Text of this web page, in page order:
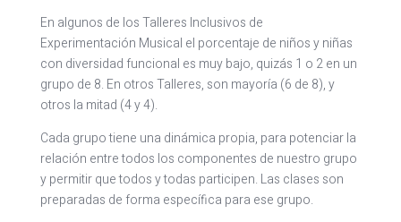
En algunos de los Talleres Inclusivos de
Experimentación Musical el porcentaje de niños y niñas
con diversidad funcional es muy bajo, quizás 1 o 2 en un
grupo de 8. En otros Talleres, son mayoría (6 de 8), y
otros la mitad (4 y 4).
Cada grupo tiene una dinámica propia, para potenciar la
relación entre todos los componentes de nuestro grupo
y permitir que todos y todas participen. Las clases son
preparadas de forma específica para ese grupo.